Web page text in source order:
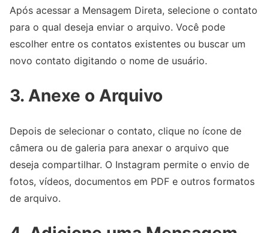
Após acessar a Mensagem Direta, selecione o contato
para o qual deseja enviar o arquivo. Você pode
escolher entre os contatos existentes ou buscar um
novo contato digitando o nome de usuário.
3. Anexe o Arquivo
Depois de selecionar o contato, clique no ícone de
câmera ou de galeria para anexar o arquivo que
deseja compartilhar. O Instagram permite o envio de
fotos, vídeos, documentos em PDF e outros formatos
de arquivo.